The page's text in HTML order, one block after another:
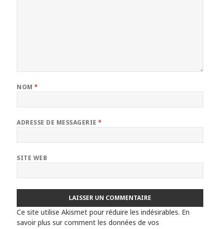
NOM*
ADRESSE DE MESSAGERIE*
SITE WEB
Ce site utilise Akismet pour réduire les indésirables. En
savoir plus sur comment les données de vos